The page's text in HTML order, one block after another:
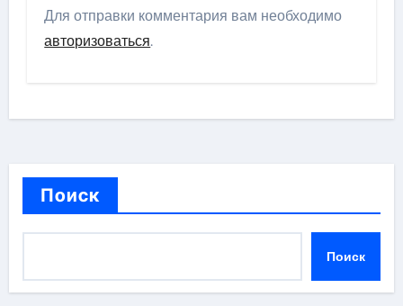
Для отправки комментария вам необходимо
авторизоваться.
Поиск
Поиск